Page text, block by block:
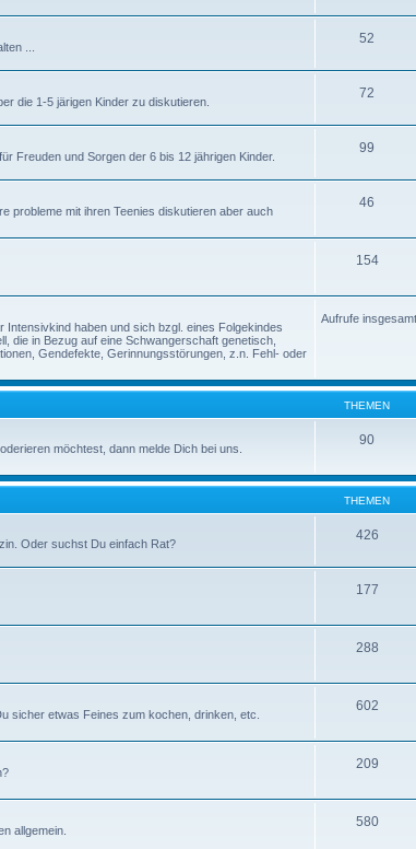
...
52
die 1-5 järigen Kinder zu diskutieren.
72
Freuden und Sorgen der 6 bis 12 jährigen Kinder.
99
probleme mit ihren Teenies diskutieren aber auch
46
154
Intensivkind haben und sich bzgl. eines Folgekindes
die in Bezug auf eine Schwangerschaft genetisch,
Gendefekte, Gerinnungsstörungen, z.n. Fehl- oder
Aufrufe
THEMEN
möchtest, dann melde Dich bei uns.
90
THEMEN
Oder suchst Du einfach Rat?
426
177
288
sicher etwas Feines zum kochen, drinken, etc.
602
209
allgemein.
580